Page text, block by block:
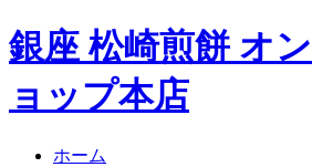
銀座 松崎煎餅 オ
ョップ本店
ホーム